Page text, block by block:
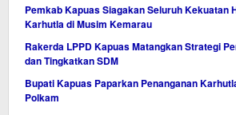
Pemkab Kapuas Siagakan Seluruh Kekuatan
Karhutla di Musim Kemarau
Rakerda LPPD Kapuas Matangkan Strategi
dan Tingkatkan SDM
Bupati Kapuas Paparkan Penanganan
Polkam